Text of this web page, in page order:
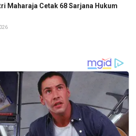
Maharaja Cetak 68 Sarjana Hukum